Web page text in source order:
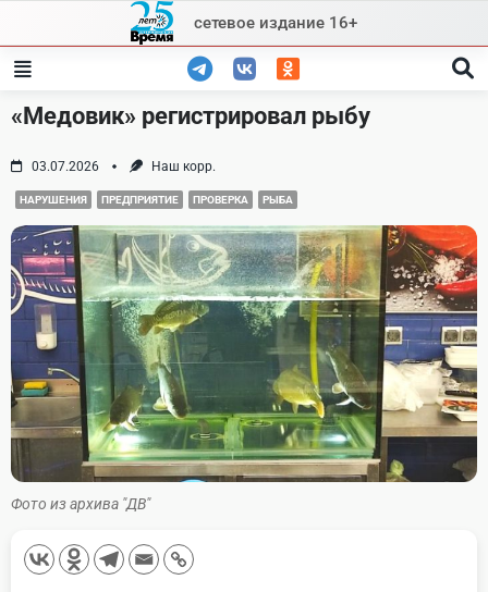
content
сетевое издание 16+
«Медовик» регистрировал рыбу
03.07.2026 Наш корр.
НАРУШЕНИЯ ПРЕДПРИЯТИЕ ПРОВЕРКА РЫБА
Фото из архива "ДВ"